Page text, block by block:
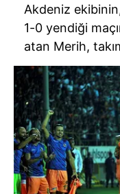
Akdeniz
1-0 yendiği
atan Merih,